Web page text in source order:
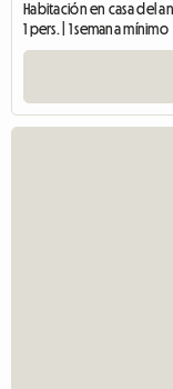
Habitación en casa del
1 pers. | 1 semana mínimo